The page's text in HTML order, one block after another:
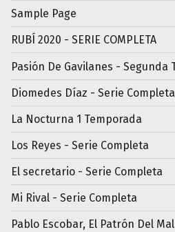
Sample Page
RUBÍ 2020 - SERIE COMPLETA
Pasión De Gavilanes - Segunda
Diomedes Díaz - Serie Completa
La Nocturna 1 Temporada
Los Reyes - Serie Completa
El secretario - Serie Completa
Mi Rival - Serie Completa
Pablo Escobar, El Patrón Del